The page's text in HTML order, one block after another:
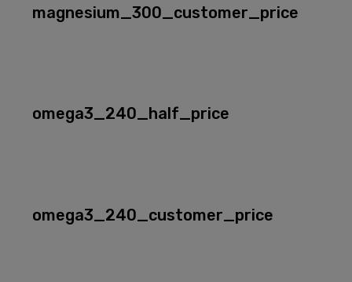
magnesium_300_customer_price
omega3_240_half_price
omega3_240_customer_price